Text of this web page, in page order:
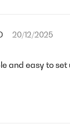
20/12/2025
and easy to